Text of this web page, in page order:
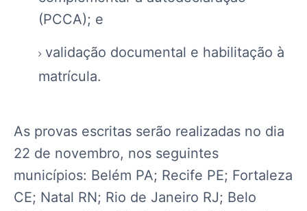
(PCCA); e
validação documental e habilitação à
matrícula.
As provas escritas serão realizadas no dia
22 de novembro, nos seguintes
municípios: Belém PA; Recife PE; Fortaleza
CE; Natal RN; Rio de Janeiro RJ; Belo